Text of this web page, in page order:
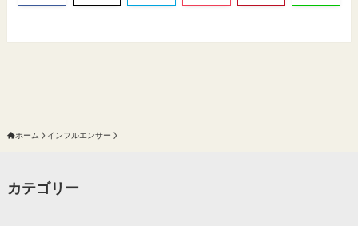
ホーム インフルエンサー
カテゴリー